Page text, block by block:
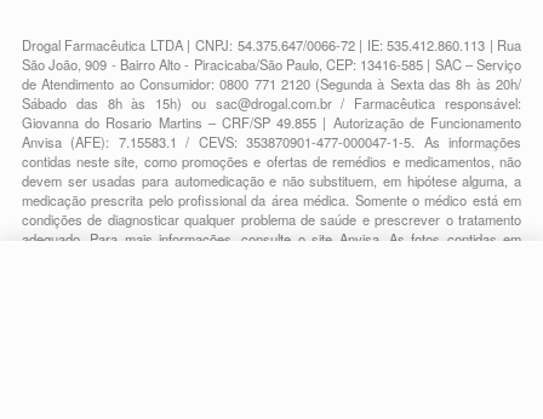
Drogal Farmacêutica LTDA | CNPJ: 54.375.647/0066-72 | IE: 535.412.860.113 | Rua
São João, 909 - Bairro Alto - Piracicaba/São Paulo, CEP: 13416-585 | SAC – Serviço
de Atendimento ao Consumidor: 0800 771 2120 (Segunda à Sexta das 8h às 20h/
Sábado das 8h às 15h) ou sac@drogal.com.br/ Farmacêutica responsável:
Giovanna do Rosario Martins – CRF/SP 49.855 | Autorização de Funcionamento
Anvisa (AFE): 7.15583.1 / CEVS: 353870901-477-000047-1-5. As informações
contidas neste site, como promoções e ofertas de remédios e medicamentos, não
devem ser usadas para automedicação e não substituem, em hipótese alguma, a
medicação prescrita pelo profissional da área médica. Somente o médico está em
condições de diagnosticar qualquer problema de saúde e prescrever o tratamento
adequado. Para mais informações, consulte o site Anvisa. As fotos contidas em